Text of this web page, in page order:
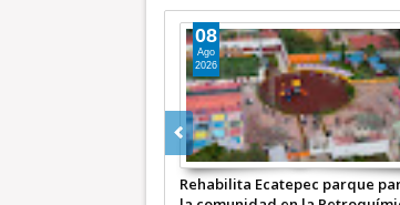
Operativo permite sancionar a
06
Ago
2026